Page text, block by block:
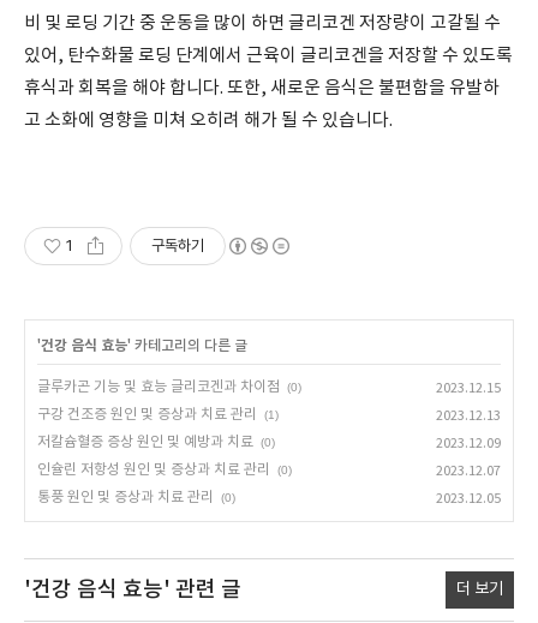
비 및 로딩 기간 중 운동을 많이 하면 글리코겐 저장량이 고갈될 수
있어, 탄수화물 로딩 단계에서 근육이 글리코겐을 저장할 수 있도록
휴식과 회복을 해야 합니다. 또한, 새로운 음식은 불편함을 유발하
고 소화에 영향을 미쳐 오히려 해가 될 수 있습니다.
1 구독하기
'건강 음식 효능' 카테고리의 다른 글
글루카곤 기능 및 효능 글리코겐과 차이점 (0)
2023.12.15
구강 건조증 원인 및 증상과 치료 관리
(1)
2023.12.13
저칼슘혈증 증상 원인 및 예방과 치료 (0)
2023.12.09
인슐린 저항성 원인 및 증상과 치료 관리
(0)
2023.12.07
통풍 원인 및 증상과 치료 관리
(0) 2023.12.05
'건강 음식 효능' 관련 글 더 보기